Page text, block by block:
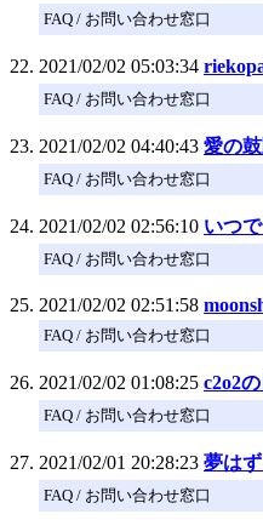
FAQ / お問い合わせ窓口
2021/02/02 05:03:34
FAQ / お問い合わせ窓口
2021/02/02 04:40:43 愛の
FAQ / お問い合わせ窓口
2021/02/02 02:56:10 いつ
FAQ / お問い合わせ窓口
2021/02/02 02:51:58
FAQ / お問い合わせ窓口
2021/02/02 01:08:25 c2o2
FAQ / お問い合わせ窓口
2021/02/01 20:28:23 夢は
FAQ / お問い合わせ窓口